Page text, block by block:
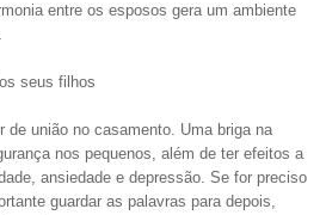
entre os esposos gera um ambiente
seus filhos
união no casamento. Uma briga na
nos pequenos, além de ter efeitos a
ansiedade e depressão. Se for preciso
guardar as palavras para depois,